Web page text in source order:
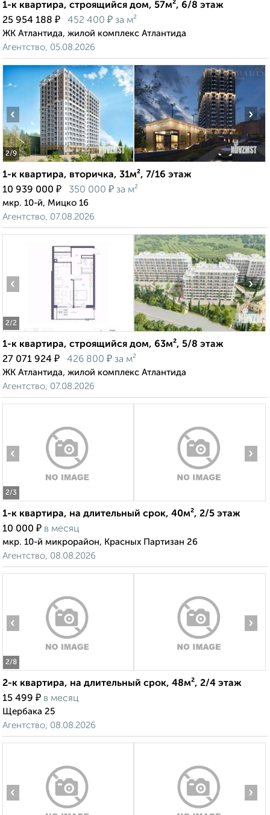
1-к квартира, строящийся дом, 57м², 6/8 этаж
25 954 188 ₽ 452 400 ₽ за м²
ЖК Атлантида, жилой комплекс Атлантида
Агентство, 05.08.2026
2/9
‹ ›
1-к квартира, вторичка, 31м², 7/16 этаж
10 939 000 ₽ 350 000 ₽ за м²
мкр. 10-й, Мицко 16
Агентство, 07.08.2026
2/2
‹ ›
1-к квартира, строящийся дом, 63м², 5/8 этаж
27 071 924 ₽ 426 800 ₽ за м²
ЖК Атлантида, жилой комплекс Атлантида
Агентство, 07.08.2026
2/3
‹ ›
1-к квартира, на длительный срок, 40м², 2/5 этаж
10 000 ₽ в месяц
мкр. 10-й микрорайон, Красных Партизан 26
Агентство, 08.08.2026
2/8
‹ ›
2-к квартира, на длительный срок, 48м², 2/4 этаж
15 499 ₽ в месяц
Щербака 25
Агентство, 08.08.2026
‹ ›